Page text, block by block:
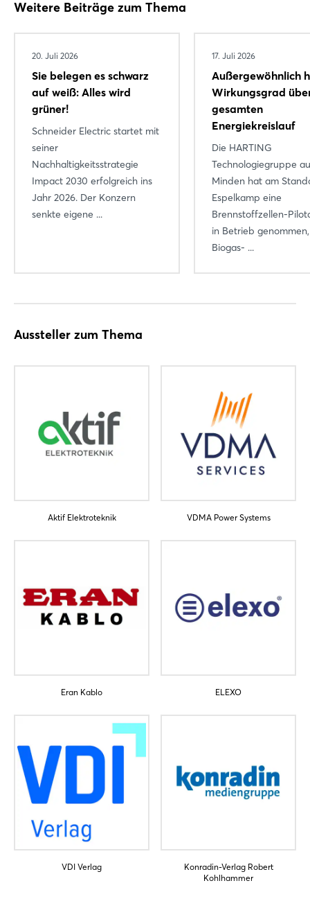
Weitere Beiträge zum Thema
20. Juli 2026
Sie belegen es schwarz
auf weiß: Alles wird
grüner!
Schneider Electric startet mit
seiner
Nachhaltigkeitsstrategie
Impact 2030 erfolgreich ins
Jahr 2026. Der Konzern
senkte eigene ...
17. Juli 2026
Außergewöhnlich
Wirkungsgrad
gesamten
Energiekreislauf
Die HARTING
Technologiegruppe
Minden hat am
Espelkamp eine
Brennstoffzellen-
in Betrieb
Biogas- ...
Aussteller zum Thema
Aktif Elektroteknik VDMA Power Systems
Eran Kablo ELEXO
VDI Verlag
Konradin-Verlag Robert
Kohlhammer
Einloggen
Jetzt registrieren